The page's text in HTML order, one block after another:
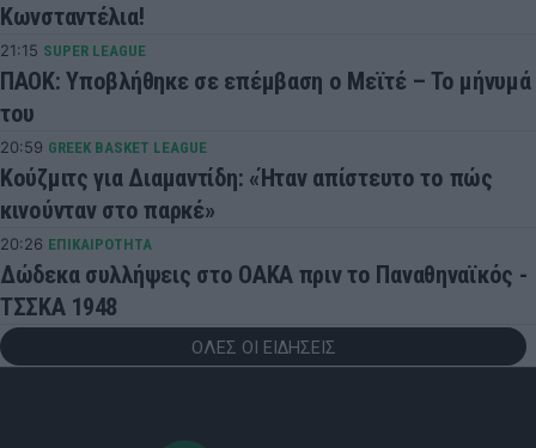
Κωνσταντέλια!
21:15 SUPER LEAGUE
ΠΑΟΚ: Υποβλήθηκε σε επέμβαση ο Μεϊτέ – Το μήνυμά
του
20:59 GREEK BASKET LEAGUE
Κούζμιτς για Διαμαντίδη: «Ήταν απίστευτο το πώς
κινούνταν στο παρκέ»
20:26 ΕΠΙΚΑΙΡΟΤΗΤΑ
Δώδεκα συλλήψεις στο ΟΑΚΑ πριν το Παναθηναϊκός -
ΤΣΣΚΑ 1948
ΟΛΕΣ ΟΙ ΕΙΔΗΣΕΙΣ